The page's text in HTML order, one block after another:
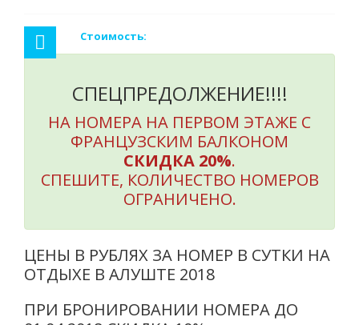
Стоимость:
СПЕЦПРЕДОЛЖЕНИЕ!!!!
НА НОМЕРА НА ПЕРВОМ ЭТАЖЕ С
ФРАНЦУЗСКИМ БАЛКОНОМ
СКИДКА 20%.
СПЕШИТЕ, КОЛИЧЕСТВО НОМЕРОВ
ОГРАНИЧЕНО.
ЦЕНЫ В РУБЛЯХ ЗА НОМЕР В СУТКИ НА
ОТДЫХЕ В АЛУШТЕ 2018
ПРИ БРОНИРОВАНИИ НОМЕРА ДО